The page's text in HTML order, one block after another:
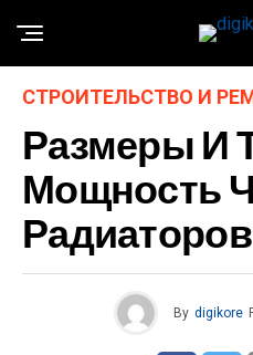
СТРОИТЕЛЬСТВО И
Размеры И
Мощность
Радиаторов
By digikore